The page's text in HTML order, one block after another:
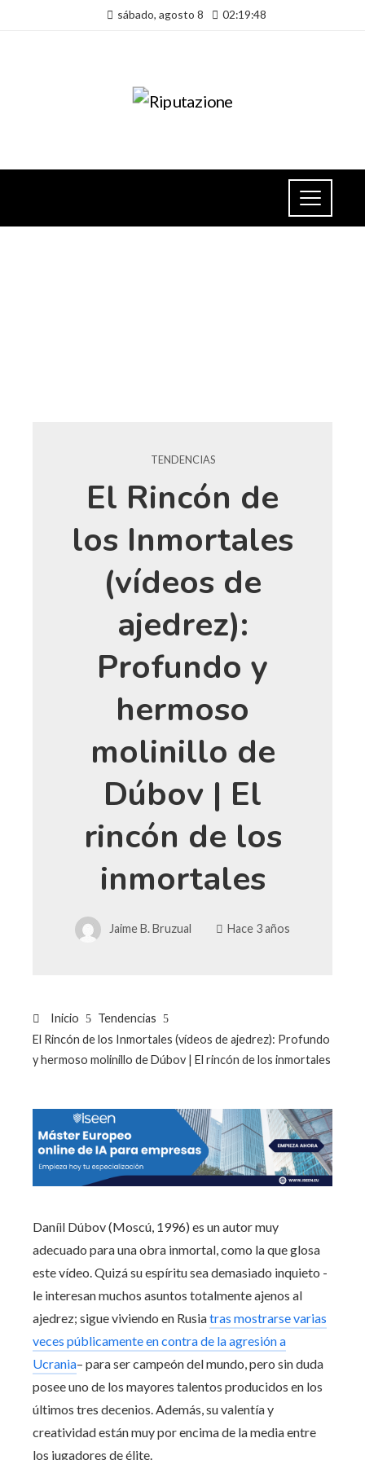
sábado, agosto 8 02:19:48
TENDENCIAS
El Rincón de
los Inmortales
(vídeos de
ajedrez):
Profundo y
hermoso
molinillo de
Dúbov | El
rincón de los
inmortales
Jaime B. Bruzual Hace 3 años
Inicio
Tendencias
El Rincón de los Inmortales (vídeos de ajedrez): Profundo
y hermoso molinillo de Dúbov | El rincón de los inmortales
Daníil Dúbov (Moscú, 1996) es un autor muy
adecuado para una obra inmortal, como la que glosa
este vídeo. Quizá su espíritu sea demasiado inquieto -
le interesan muchos asuntos totalmente ajenos al
ajedrez; sigue viviendo en Rusiatras mostrarse varias
veces públicamente en contra de la agresión a
Ucrania– para ser campeón del mundo, pero sin duda
posee uno de los mayores talentos producidos en los
últimos tres decenios. Además, su valentía y
creatividad están muy por encima de la media entre
los jugadores de élite.